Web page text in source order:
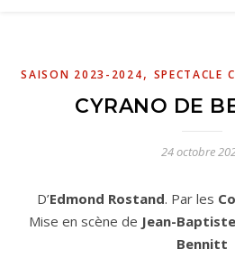
SAISON 2023-2024, SPECTACLE
CYRANO DE
24 octobre
D’Edmond Rostand. Par les
Mise en scène de Jean-
Bennitt